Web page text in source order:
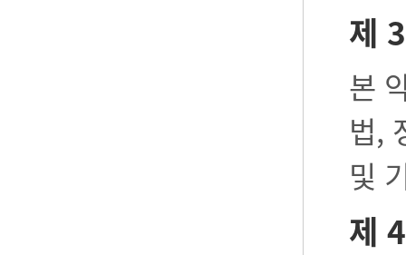
제
본
법,
및
제